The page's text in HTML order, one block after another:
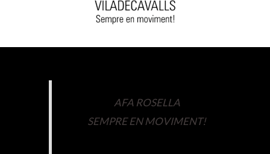
AFA ROSELLA
SEMPRE EN MOVIMENT!